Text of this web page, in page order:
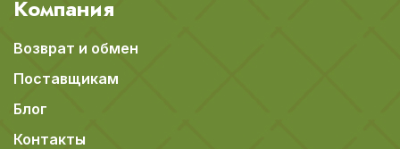
Компания
Возврат и обмен
Поставщикам
Блог
Контакты